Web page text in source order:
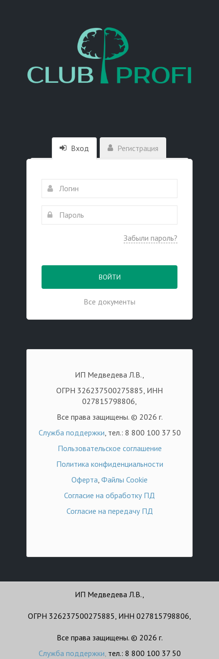
Вход Регистрация
Забыли пароль?
ВОЙТИ
Все документы
ИП Медведева Л.В.,
ОГРН 326237500275885, ИНН
027815798806,
Все права защищены. © 2026 г.
Служба поддержки, тел.: 8 800 100 37 50
Пользовательское соглашение
Политика конфиденциальности
Оферта, Файлы Cookie
Согласие на обработку ПД
Согласие на передачу ПД
ИП Медведева Л.В.,
ОГРН 326237500275885, ИНН 027815798806,
Все права защищены. © 2026 г.
Служба поддержки, тел.: 8 800 100 37 50